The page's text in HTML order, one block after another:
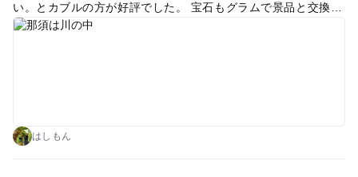
い。とカブルの方が好評でした。 宝石もグラムで景品と交換で
きるので、石がいらない大人も楽しめると感じます。
はしもん